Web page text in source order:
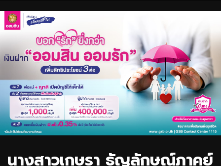
นางสาวเกษรา ธัญลักษณ์ภาคย์